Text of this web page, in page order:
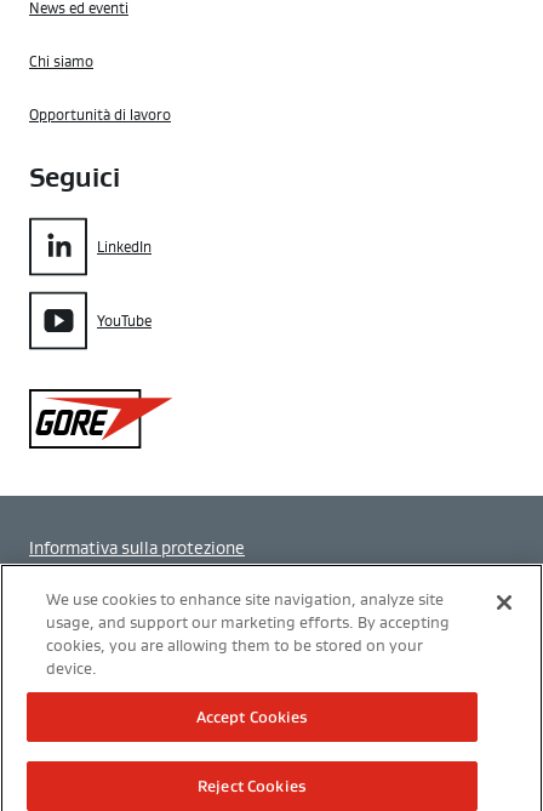
News ed eventi
Chi siamo
Opportunità di lavoro
Seguici
LinkedIn
YouTube
Gore
Informativa sulla protezione
Impostazione dei cookie
Termini di utilizzo
Modern Slavery Act Transparency Statement
Politica Integrata
We use cookies to enhance site navigation, analyze site
usage, and support our marketing efforts. By accepting
cookies, you are allowing them to be stored on your
device.
Reject Cookies
Accept Cookies